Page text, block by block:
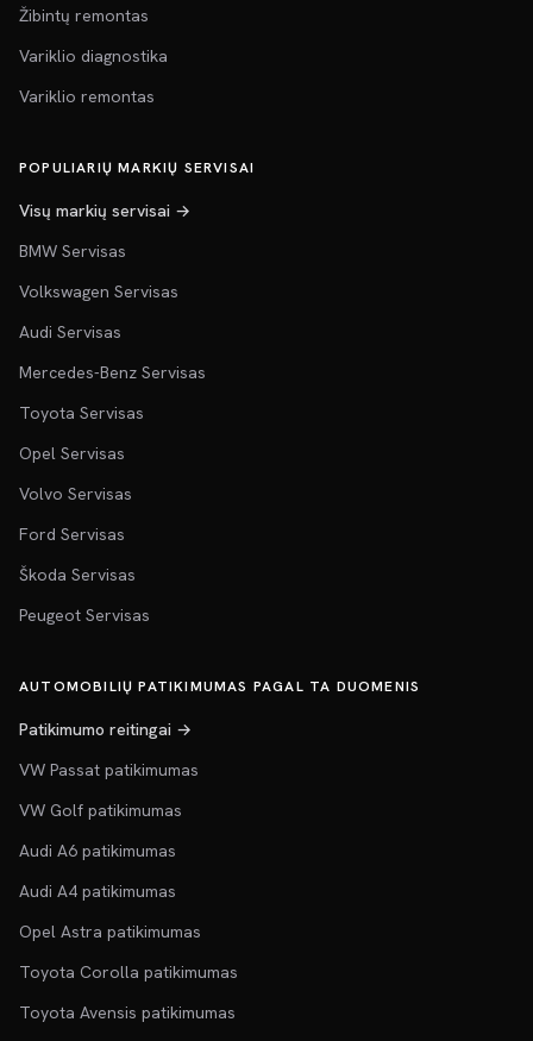
Žibintų remontas
Variklio diagnostika
Variklio remontas
POPULIARIŲ MARKIŲ SERVISAI
Visų markių servisai →
BMW Servisas
Volkswagen Servisas
Audi Servisas
Mercedes-Benz Servisas
Toyota Servisas
Opel Servisas
Volvo Servisas
Ford Servisas
Škoda Servisas
Peugeot Servisas
AUTOMOBILIŲ PATIKIMUMAS PAGAL TA DUOMENIS
Patikimumo reitingai →
VW Passat patikimumas
VW Golf patikimumas
Audi A6 patikimumas
Audi A4 patikimumas
Opel Astra patikimumas
Toyota Corolla patikimumas
Toyota Avensis patikimumas